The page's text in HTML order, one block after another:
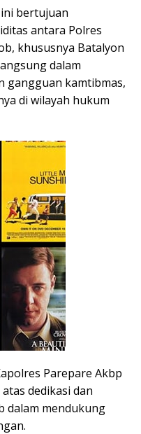
bertujuan
antara Polres
khususnya Batalyon
dalam
gangguan kamtibmas,
di wilayah hukum
Parepare Akbp
dedikasi dan
dalam mendukung